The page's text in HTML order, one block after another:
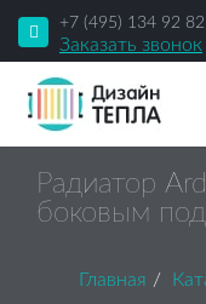
+7 (495) 134 92 82
Заказать звонок
Радиатор
боковым
Главная